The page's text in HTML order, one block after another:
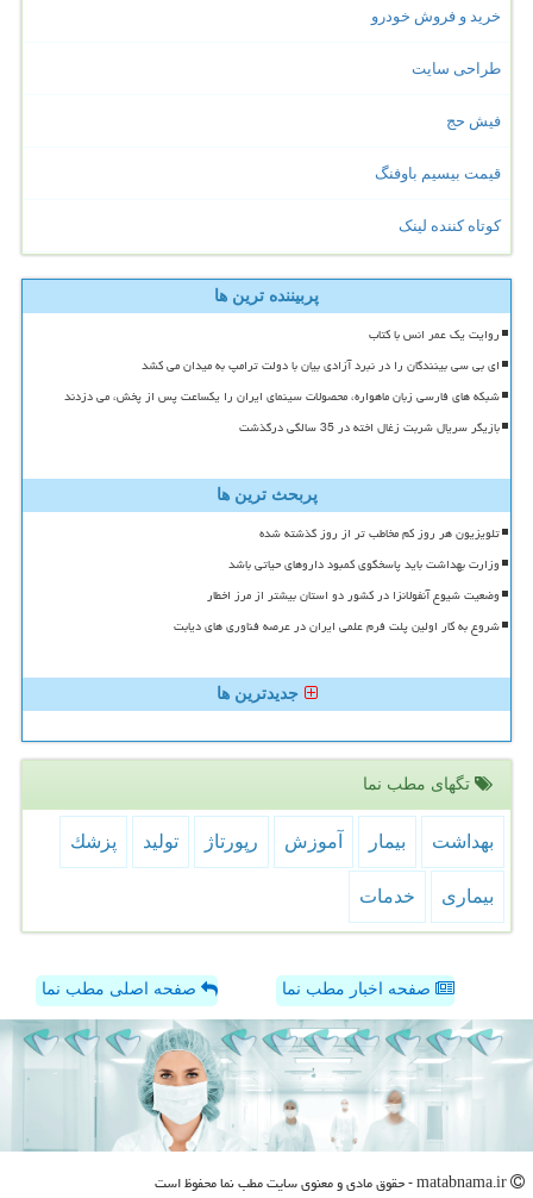
خرید و فروش خودرو
طراحی سایت
فیش حج
قیمت بیسیم باوفنگ
کوتاه کننده لینک
پربیننده ترین ها
روایت یک عمر انس با کتاب
ای بی سی بینندگان را در نبرد آزادی بیان با دولت ترامپ به میدان می کشد
شبکه های فارسی زبان ماهواره، محصولات سینمای ایران را یکساعت پس از پخش، می دزدند
بازیگر سریال شربت زغال اخته در 35 سالگی درگذشت
پربحث ترین ها
تلویزیون هر روز کم مخاطب تر از روز گذشته شده
وزارت بهداشت باید پاسخگوی کمبود داروهای حیاتی باشد
وضعیت شیوع آنفولانزا در کشور دو استان بیشتر از مرز اخطار
شروع به کار اولین پلت فرم علمی ایران در عرصه فناوری های دیابت
جدیدترین ها
تگهای مطب نما
بهداشت بیمار آموزش رپورتاژ تولید پزشك
بیماری خدمات
صفحه اخبار مطب نما صفحه اصلی مطب نما